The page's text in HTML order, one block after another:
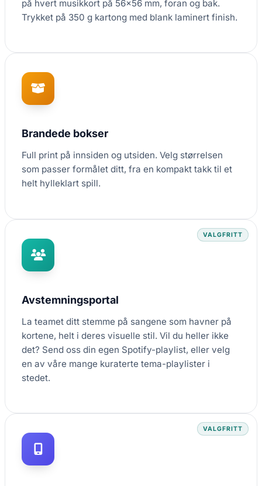
på hvert musikkort på 56×56 mm, foran og bak.
Trykket på 350 g kartong med blank laminert finish.
Brandede bokser
Full print på innsiden og utsiden. Velg størrelsen
som passer formålet ditt, fra en kompakt takk til et
helt hylleklart spill.
VALGFRITT
Avstemningsportal
La teamet ditt stemme på sangene som havner på
kortene, helt i deres visuelle stil. Vil du heller ikke
det? Send oss din egen Spotify-playlist, eller velg
en av våre mange kuraterte tema-playlister i
stedet.
VALGFRITT